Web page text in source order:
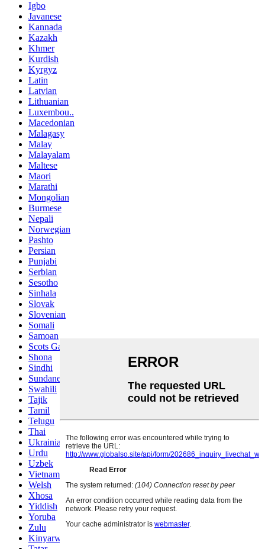
Igbo
Javanese
Kannada
Kazakh
Khmer
Kurdish
Kyrgyz
Latin
Latvian
Lithuanian
Luxembou..
Macedonian
Malagasy
Malay
Malayalam
Maltese
Maori
Marathi
Mongolian
Burmese
Nepali
Norwegian
Pashto
Persian
Punjabi
Serbian
Sesotho
Sinhala
Slovak
Slovenian
Somali
Samoan
Scots Gaelic
Shona
Sindhi
Sundanese
Swahili
Tajik
Tamil
Telugu
Thai
Ukrainian
Urdu
Uzbek
Vietnamese
Welsh
Xhosa
Yiddish
Yoruba
Zulu
Kinyarwanda